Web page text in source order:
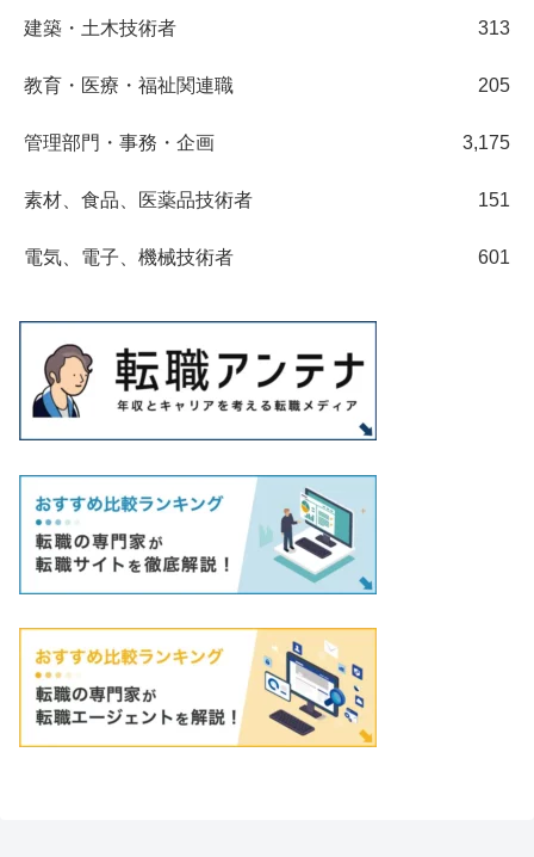
建築・土木技術者 313
教育・医療・福祉関連職 205
管理部門・事務・企画 3,175
素材、食品、医薬品技術者 151
電気、電子、機械技術者 601